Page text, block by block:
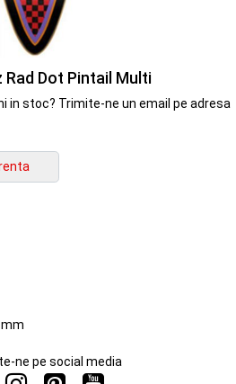
Dot Pintail Multi
in stoc? Trimite-ne un email pe adresa
mm
ne pe social media